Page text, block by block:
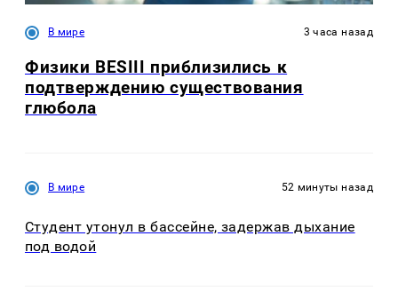
В мире 3 часа назад
Физики BESIII приблизились к
подтверждению существования
глюбола
В мире 52 минуты назад
Студент утонул в бассейне, задержав дыхание
под водой